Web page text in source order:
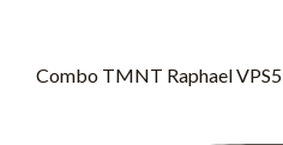
Combo TMNT Raphael VPS5